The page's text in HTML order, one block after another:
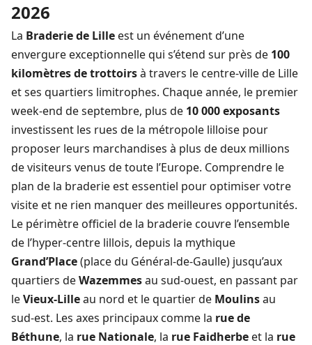
2026
La Braderie de Lille est un événement d’une
envergure exceptionnelle qui s’étend sur près de 100
kilomètres de trottoirsà travers le centre-ville de Lille
et ses quartiers limitrophes. Chaque année, le premier
week-end de septembre, plus de 10 000 exposants
investissent les rues de la métropole lilloise pour
proposer leurs marchandises à plus de deux millions
de visiteurs venus de toute l’Europe. Comprendre le
plan de la braderie est essentiel pour optimiser votre
visite et ne rien manquer des meilleures opportunités.
Le périmètre officiel de la braderie couvre l’ensemble
de l’hyper-centre lillois, depuis la mythique
Grand’Place(place du Général-de-Gaulle) jusqu’aux
quartiers deWazemmesau sud-ouest, en passant par
leVieux-Lilleau nord et le quartier de Moulinsau
sud-est. Les axes principaux comme la rue de
Béthune, la rue Nationale, la rue Faidherbe et la rue